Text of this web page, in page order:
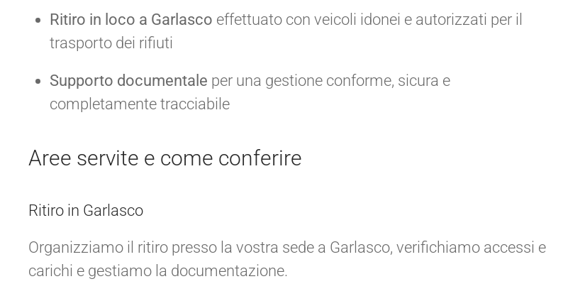
Ritiro in loco a Garlasco effettuato con veicoli idonei e autorizzati per il
trasporto dei rifiuti
Supporto documentale per una gestione conforme, sicura e
completamente tracciabile
Aree servite e come conferire
Ritiro in Garlasco
Organizziamo il ritiro presso la vostra sede a Garlasco, verifichiamo accessi e
carichi e gestiamo la documentazione.